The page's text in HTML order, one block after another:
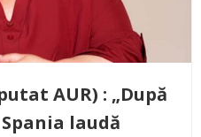
AUR) : „După
laudă